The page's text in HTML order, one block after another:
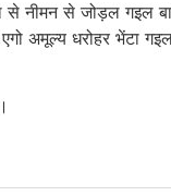
नीमन से जोड़ल गइल
अमूल्य धरोहर भेंटा गइल